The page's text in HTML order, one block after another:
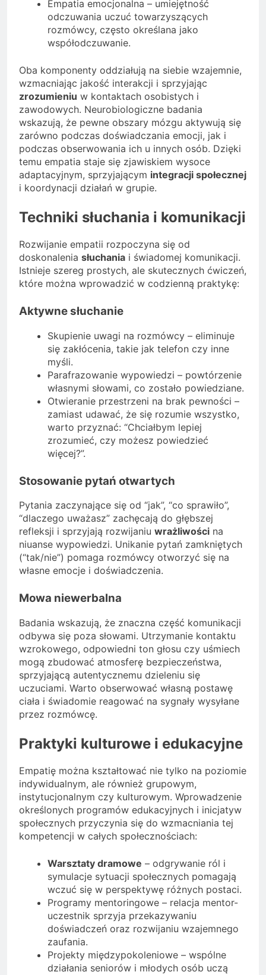
Empatia emocjonalna – umiejętność
odczuwania uczuć towarzyszących
rozmówcy, często określana jako
współodczuwanie.
Oba komponenty oddziałują na siebie wzajemnie,
wzmacniając jakość interakcji i sprzyjając
zrozumieniu w kontaktach osobistych i
zawodowych. Neurobiologiczne badania
wskazują, że pewne obszary mózgu aktywują się
zarówno podczas doświadczania emocji, jak i
podczas obserwowania ich u innych osób. Dzięki
temu empatia staje się zjawiskiem wysoce
adaptacyjnym, sprzyjającym integracji społecznej
i koordynacji działań w grupie.
Techniki słuchania i komunikacji
Rozwijanie empatii rozpoczyna się od
doskonalenia słuchania i świadomej komunikacji.
Istnieje szereg prostych, ale skutecznych ćwiczeń,
które można wprowadzić w codzienną praktykę:
Aktywne słuchanie
Skupienie uwagi na rozmówcy – eliminuje
się zakłócenia, takie jak telefon czy inne
myśli.
Parafrazowanie wypowiedzi – powtórzenie
własnymi słowami, co zostało powiedziane.
Otwieranie przestrzeni na brak pewności –
zamiast udawać, że się rozumie wszystko,
warto przyznać: “Chciałbym lepiej
zrozumieć, czy możesz powiedzieć
więcej?”.
Stosowanie pytań otwartych
Pytania zaczynające się od “jak”, “co sprawiło”,
“dlaczego uważasz” zachęcają do głębszej
refleksji i sprzyjają rozwijaniu wrażliwości na
niuanse wypowiedzi. Unikanie pytań zamkniętych
(“tak/nie”) pomaga rozmówcy otworzyć się na
własne emocje i doświadczenia.
Mowa niewerbalna
Badania wskazują, że znaczna część komunikacji
odbywa się poza słowami. Utrzymanie kontaktu
wzrokowego, odpowiedni ton głosu czy uśmiech
mogą zbudować atmosferę bezpieczeństwa,
sprzyjającą autentycznemu dzieleniu się
uczuciami. Warto obserwować własną postawę
ciała i świadomie reagować na sygnały wysyłane
przez rozmówcę.
Praktyki kulturowe i edukacyjne
Empatię można kształtować nie tylko na poziomie
indywidualnym, ale również grupowym,
instytucjonalnym czy kulturowym. Wprowadzenie
określonych programów edukacyjnych i inicjatyw
społecznych przyczynia się do wzmacniania tej
kompetencji w całych społecznościach:
Warsztaty dramowe – odgrywanie ról i
symulacje sytuacji społecznych pomagają
wczuć się w perspektywę różnych postaci.
Programy mentoringowe – relacja mentor-
uczestnik sprzyja przekazywaniu
doświadczeń oraz rozwijaniu wzajemnego
zaufania.
Projekty międzypokoleniowe – wspólne
działania seniorów i młodych osób uczą